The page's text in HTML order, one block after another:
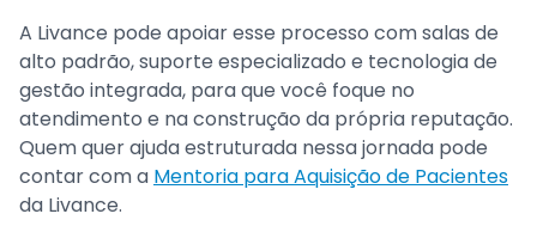
A Livance pode apoiar esse processo com salas de
alto padrão, suporte especializado e tecnologia de
gestão integrada, para que você foque no
atendimento e na construção da própria reputação.
Quem quer ajuda estruturada nessa jornada pode
contar com a Mentoria para Aquisição de Pacientes
da Livance.